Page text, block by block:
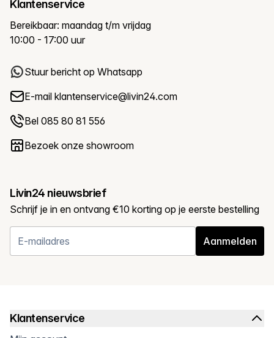
Klantenservice
Bereikbaar: maandag t/m vrijdag
10:00 - 17:00 uur
Stuur bericht op Whatsapp
E-mail klantenservice@livin24.com
Bel 085 80 81 556
Bezoek onze showroom
Livin24 nieuwsbrief
Schrijf je in en ontvang €10 korting op je eerste bestelling
Aanmelden
Klantenservice